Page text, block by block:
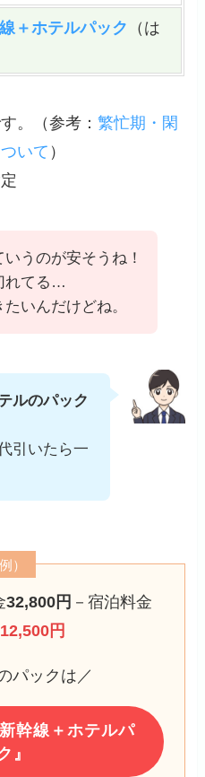
＋ホテルパック （は
。（参考 ：繁忙期・閑
いて ）
いうのが安そうね！
れてる…
いんだけどね。
ルのパック
引いたら一
）
32,800円 －宿泊料金
12,500円
パックは／
幹線＋ホテルパ
』